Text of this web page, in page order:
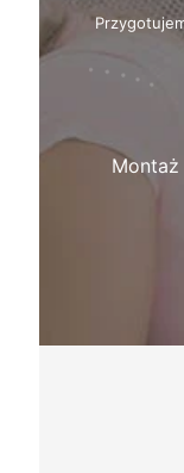
Montaż